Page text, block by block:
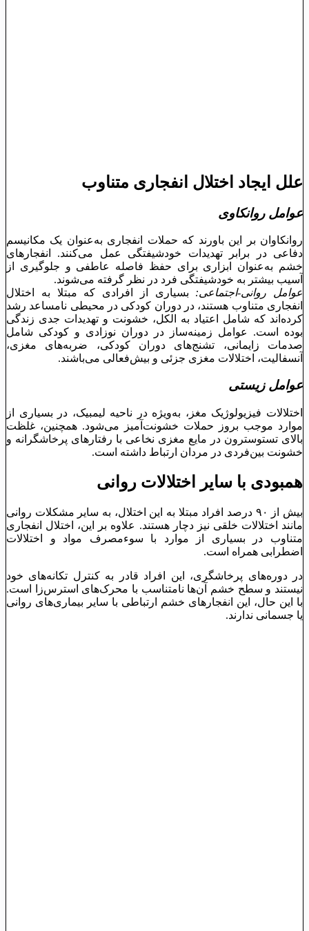
علل ایجاد اختلال انفجاری متناوب
عوامل روانکاوی
روانکاوان بر این باورند که حملات انفجاری به‌عنوان یک مکانیسم
دفاعی در برابر تهدیدات خودشیفتگی عمل می‌کنند. انفجارهای
خشم به‌عنوان ابزاری برای حفظ فاصله عاطفی و جلوگیری از
آسیب بیشتر به خودشیفتگی فرد در نظر گرفته می‌شوند.
عوامل روانی-اجتماعی: بسیاری از افرادی که مبتلا به اختلال
انفجاری متناوب هستند، در دوران کودکی در محیطی نامساعد رشد
کرده‌اند که شامل اعتیاد به الکل، خشونت و تهدیدات جدی زندگی
بوده است. عوامل زمینه‌ساز در دوران نوزادی و کودکی شامل
صدمات زایمانی، تشنج‌های دوران کودکی، ضربه‌های مغزی،
آنسفالیت، اختلالات مغزی جزئی و بیش‌فعالی می‌باشند.
عوامل زیستی
اختلالات فیزیولوژیک مغز، به‌ویژه در ناحیه لیمبیک، در بسیاری از
موارد موجب بروز حملات خشونت‌آمیز می‌شود. همچنین، غلظت
بالای تستوسترون در مایع مغزی نخاعی با رفتارهای پرخاشگرانه و
خشونت بین‌فردی در مردان ارتباط داشته است.
همبودی با سایر اختلالات روانی
بیش از ۹۰ درصد افراد مبتلا به این اختلال، به سایر مشکلات روانی
مانند اختلالات خلقی نیز دچار هستند. علاوه بر این، اختلال انفجاری
متناوب در بسیاری از موارد با سوءمصرف مواد و اختلالات
اضطرابی همراه است.
در دوره‌های پرخاشگری، این افراد قادر به کنترل تکانه‌های خود
نیستند و سطح خشم آن‌ها نامتناسب با محرک‌های استرس‌زا است.
با این حال، این انفجارهای خشم ارتباطی با سایر بیماری‌های روانی
یا جسمانی ندارند.